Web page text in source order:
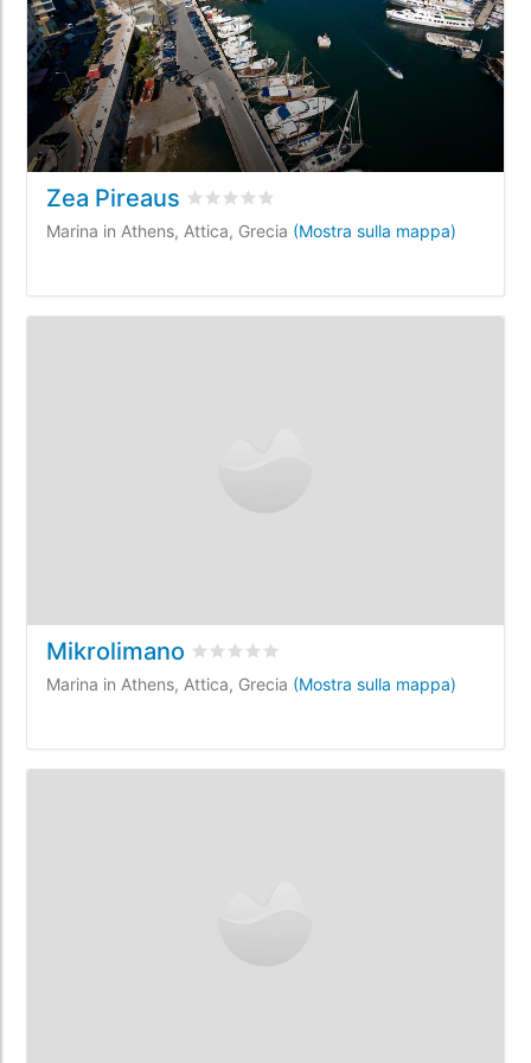
Zea Pireaus Valutato0
Marina in Athens, Attica, Grecia (Mostra sulla mappa)
Mikrolimano Valutato0
Marina in Athens, Attica, Grecia (Mostra sulla mappa)